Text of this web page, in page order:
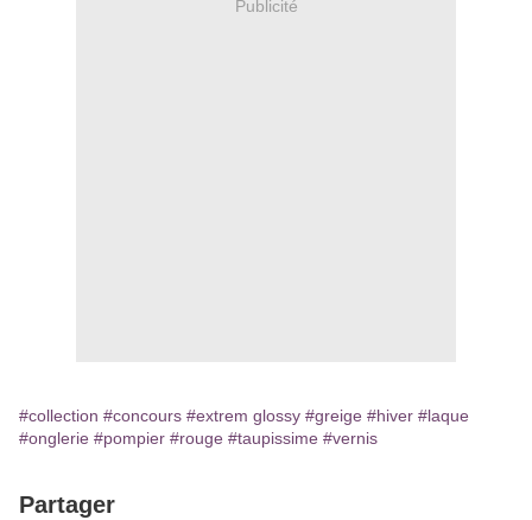
Publicité
#collection #concours #extrem glossy #greige #hiver #laque
#onglerie #pompier #rouge #taupissime #vernis
Partager